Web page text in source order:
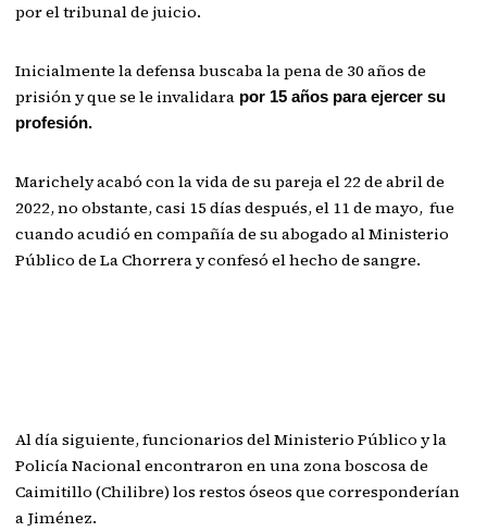
por el tribunal de juicio.
Inicialmente la defensa buscaba la pena de 30 años de
prisión y que se le invalidara por 15 años para ejercer su
profesión.
Marichely acabó con la vida de su pareja el 22 de abril de
2022, no obstante, casi 15 días después, el 11 de mayo, fue
cuando acudió en compañía de su abogado al Ministerio
Público de La Chorrera y confesó el hecho de sangre.
Al día siguiente, funcionarios del Ministerio Público y la
Policía Nacional encontraron en una zona boscosa de
Caimitillo (Chilibre) los restos óseos que corresponderían
a Jiménez.